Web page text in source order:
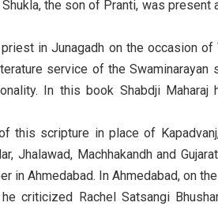
Shukla, the son of Pranti, was
in Junagadh on the occasion
service of the
In this book Shabdji
this scripture in place of
Jhalawad, Machhakandh and
in Ahmedabad. In Ahmedabad, on
criticized Rachel Satsangi